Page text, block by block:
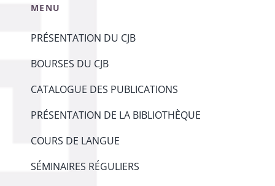
MENU
PRÉSENTATION DU CJB
BOURSES DU CJB
CATALOGUE DES PUBLICATIONS
PRÉSENTATION DE LA BIBLIOTHÈQUE
COURS DE LANGUE
SÉMINAIRES RÉGULIERS